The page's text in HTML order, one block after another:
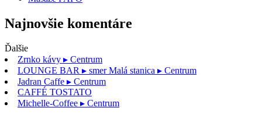
Najnovšie komentáre
Ďalšie
Zrnko kávy ▸ Centrum
LOUNGE BAR ▸ smer Malá stanica ▸ Centrum
Jadran Caffe ▸ Centrum
CAFFÉ TOSTATO
Michelle-Coffee ▸ Centrum